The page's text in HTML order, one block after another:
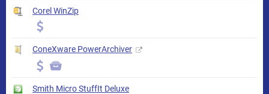
Corel WinZip
ConeXware PowerArchiver
Smith Micro StuffIt Deluxe